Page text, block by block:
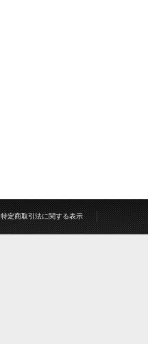
特定商取引法に関する表示